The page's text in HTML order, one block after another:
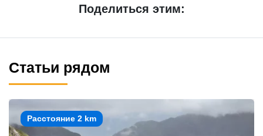
Поделиться этим:
Статьи рядом
Расстояние 2 km